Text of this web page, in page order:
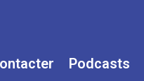
Podcasts